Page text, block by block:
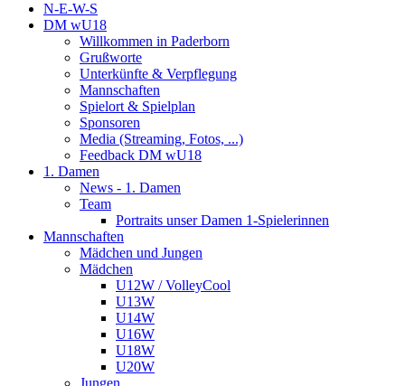
N-E-W-S
DM wU18
Willkommen in Paderborn
Grußworte
Unterkünfte & Verpflegung
Mannschaften
Spielort & Spielplan
Sponsoren
Media (Streaming, Fotos, ...)
Feedback DM wU18
1. Damen
News - 1. Damen
Team
Portraits unser Damen 1-Spielerinnen
Mannschaften
Mädchen und Jungen
Mädchen
U12W / VolleyCool
U13W
U14W
U16W
U18W
U20W
Jungen